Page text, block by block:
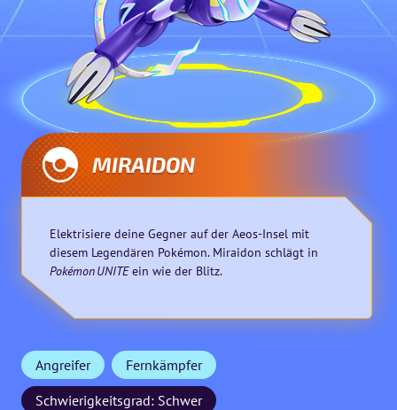
MIRAIDON
Elektrisiere deine Gegner auf der Aeos-Insel mit
diesem Legendären Pokémon. Miraidon schlägt in
Pokémon UNITEein wie der Blitz.
Angreifer
Fernkämpfer
Schwierigkeitsgrad: Schwer